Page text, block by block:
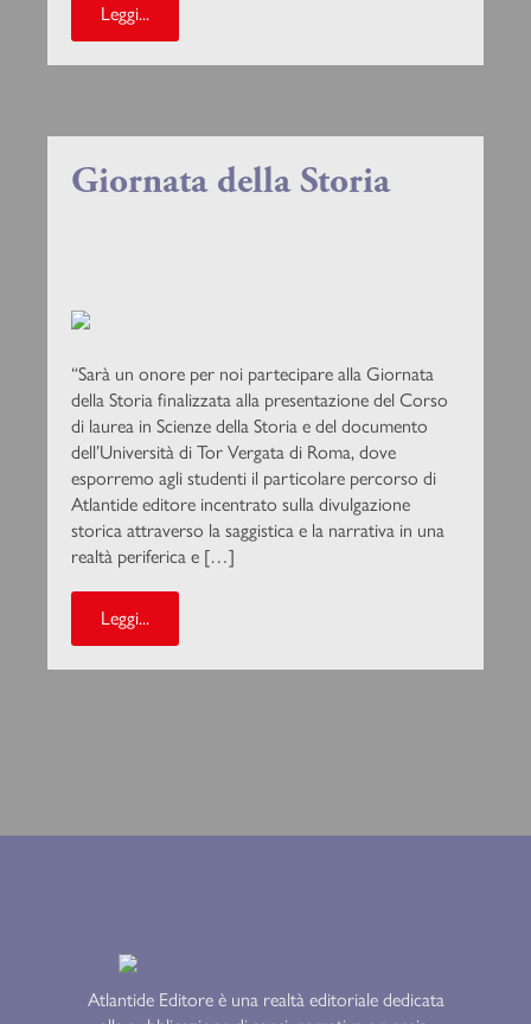
Leggi...
Giornata della Storia
“Sarà un onore per noi partecipare alla Giornata
della Storia finalizzata alla presentazione del Corso
di laurea in Scienze della Storia e del documento
dell’Università di Tor Vergata di Roma, dove
esporremo agli studenti il particolare percorso di
Atlantide editore incentrato sulla divulgazione
storica attraverso la saggistica e la narrativa in una
realtà periferica e […]
Leggi...
Atlantide Editore è una realtà editoriale dedicata